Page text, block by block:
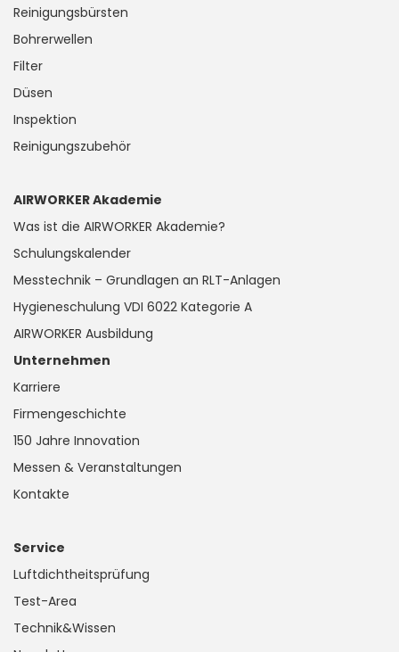
Reinigungsbürsten
Bohrerwellen
Filter
Düsen
Inspektion
Reinigungszubehör
AIRWORKER Akademie
Was ist die AIRWORKER Akademie?
Schulungskalender
Messtechnik – Grundlagen an RLT-Anlagen
Hygieneschulung VDI 6022 Kategorie A
AIRWORKER Ausbildung
Unternehmen
Karriere
Firmengeschichte
150 Jahre Innovation
Messen & Veranstaltungen
Kontakte
Service
Luftdichtheitsprüfung
Test-Area
Technik&Wissen